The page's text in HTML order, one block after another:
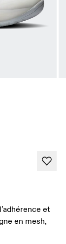
et
en mesh,